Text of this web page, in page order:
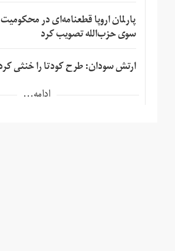
پارلمان اروپا قطعنامه‌ای در
سوی حزب‌الله تصویب کرد
ارتش سودان: طرح کودتا را خنثی
ادامه...